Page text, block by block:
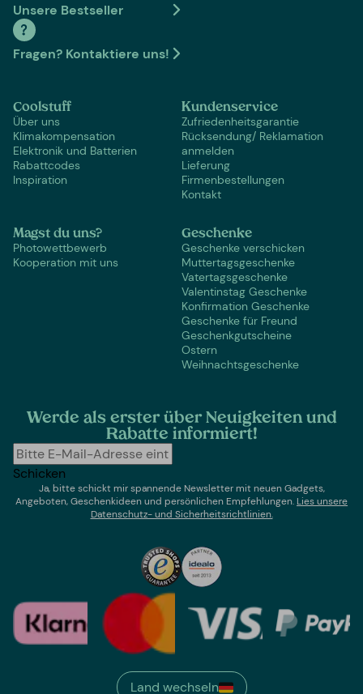
Unsere Bestseller
Fragen? Kontaktiere uns!
Coolstuff
Über uns
Klimakompensation
Elektronik und Batterien
Rabattcodes
Inspiration
Kundenservice
Zufriedenheitsgarantie
Rücksendung/ Reklamation
anmelden
Lieferung
Firmenbestellungen
Kontakt
Magst du uns?
Photowettbewerb
Kooperation mit uns
Geschenke
Geschenke verschicken
Muttertagsgeschenke
Vatertagsgeschenke
Valentinstag Geschenke
Konfirmation Geschenke
Geschenke für Freund
Geschenkgutscheine
Ostern
Weihnachtsgeschenke
Werde als erster über Neuigkeiten und
Rabatte informiert!
Schicken
Ja, bitte schickt mir spannende Newsletter mit neuen Gadgets,
Angeboten, Geschenkideen und persönlichen Empfehlungen. Lies unsere
Datenschutz- und Sicherheitsrichtlinien.
Land wechseln